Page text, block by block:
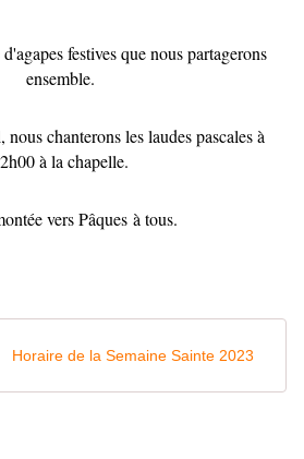
festives que nous partagerons
ensemble.
chanterons les laudes pascales à
à la chapelle.
vers Pâques à tous.
Horaire de la Semaine Sainte 2023